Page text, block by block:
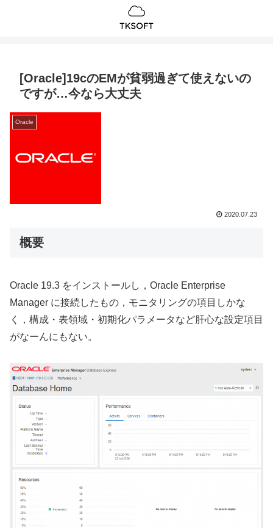
[Oracle]19cのEMが貧弱過ぎて使えないの
ですが…今なら大丈夫
Oracle
2020.07.23
概要
Oracle 19.3 をインストールし，Oracle Enterprise
Manager に接続したもの，モニタリングの項目しかな
く，構成・表領域・初期化パラメータなど肝心な設定項目
がなーんにもない。